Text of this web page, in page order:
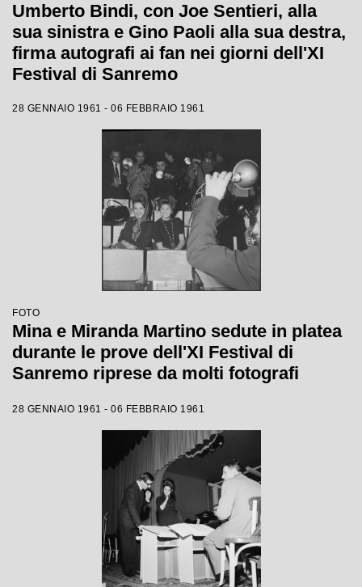
Umberto Bindi, con Joe Sentieri, alla
sua sinistra e Gino Paoli alla sua destra,
firma autografi ai fan nei giorni dell'XI
Festival di Sanremo
28 GENNAIO 1961 - 06 FEBBRAIO 1961
FOTO
Mina e Miranda Martino sedute in platea
durante le prove dell'XI Festival di
Sanremo riprese da molti fotografi
28 GENNAIO 1961 - 06 FEBBRAIO 1961